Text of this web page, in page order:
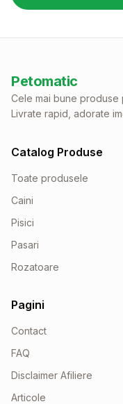
Petomatic
Cele mai bune produse
Livrate rapid, adorate
Catalog Produse
Toate produsele
Caini
Pisici
Pasari
Rozatoare
Pagini
Contact
FAQ
Disclaimer Afiliere
Articole